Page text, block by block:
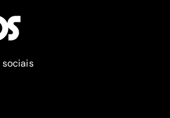
sociais